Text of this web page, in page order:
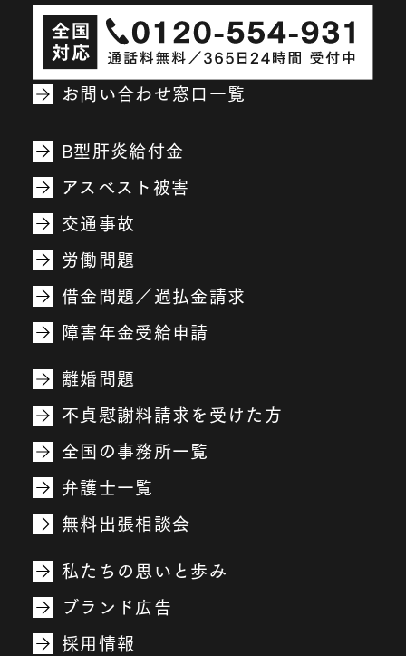
お問い合わせ窓口一覧
B型肝炎給付金
アスベスト被害
交通事故
労働問題
借金問題／過払金請求
障害年金受給申請
離婚問題
不貞慰謝料請求を受けた方
全国の事務所一覧
弁護士一覧
無料出張相談会
私たちの思いと歩み
ブランド広告
採用情報